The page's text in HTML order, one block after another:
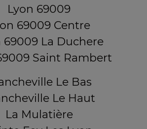
Lyon 69009
69009 Centre
69009 La Duchere
Saint Rambert
Le Bas
Le Haut
La Mulatière